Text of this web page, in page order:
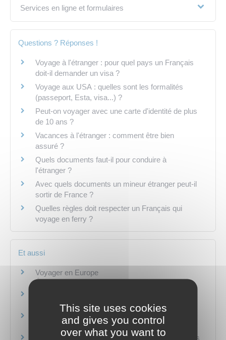
Services en ligne et formulaires
Questions ? Réponses !
Voyage à l'étranger : pour quel pays un Français
doit-il demander un visa ?
Voyage aux USA : quelles sont les formalités
(passeport, Esta, visa...) ?
Peut-on voyager avec une carte d'identité de plus
de 10 ans ?
Vacances à l'étranger : comment être bien
assuré ?
Quels documents faut-il pour conduire à
l'étranger ?
Avec quels documents un mineur étranger peut-il
sortir de France ?
Quelles règles doit respecter un Français qui
voyage en ferry ?
Et aussi
Voyager en Europe
Étranger - Europe
Social - Santé
Autorisation de sortie du territoire (AST)
Étranger - Europe
Remboursement des soins à l'étranger (vacances
This site uses cookies
and gives you control
over what you want to